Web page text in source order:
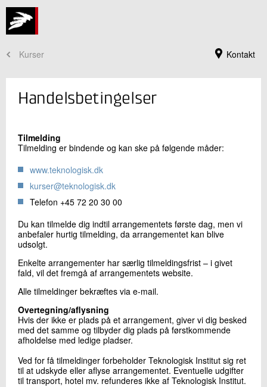
Kontakt
Kurser
Kursusadministration
+45 72 20 30 00
Kontakt os
Handelsbetingelser
Tilmelding
Tilmelding er bindende og kan ske på følgende måder:
www.teknologisk.dk
kurser@teknologisk.dk
Telefon +45 72 20 30 00
Du kan tilmelde dig indtil arrangementets første dag, men vi
anbefaler hurtig tilmelding, da arrangementet kan blive
udsolgt.
Enkelte arrangementer har særlig tilmeldingsfrist – i givet
fald, vil det fremgå af arrangementets website.
Alle tilmeldinger bekræftes via e-mail.
Overtegning/aflysning
Hvis der ikke er plads på et arrangement, giver vi dig besked
med det samme og tilbyder dig plads på førstkommende
afholdelse med ledige pladser.
Ved for få tilmeldinger forbeholder Teknologisk Institut sig ret
til at udskyde eller aflyse arrangementet. Eventuelle udgifter
til transport, hotel mv. refunderes ikke af Teknologisk Institut.